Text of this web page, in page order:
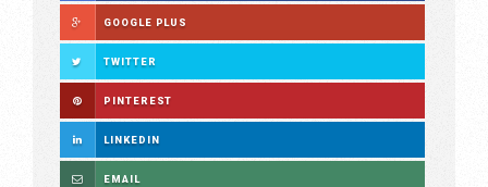
GOOGLE PLUS
TWITTER
PINTEREST
LINKEDIN
EMAIL